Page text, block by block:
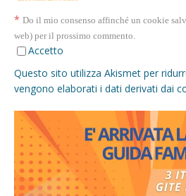
* Do il mio consenso affinché un cookie
web) per il prossimo commento.
Accetto
Questo sito utilizza Akismet per
vengono elaborati i dati derivati dai